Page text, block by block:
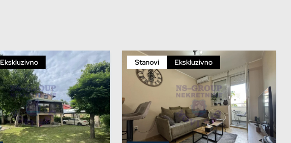
Ekskluzivno Stanovi Ekskluzivno